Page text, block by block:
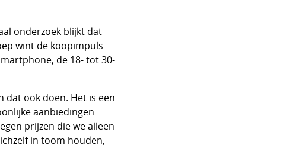
onderzoek blijkt dat
wint de koopimpuls
de 18- tot 30-
dat ook doen. Het is een
aanbiedingen
prijzen die we alleen
in toom houden,